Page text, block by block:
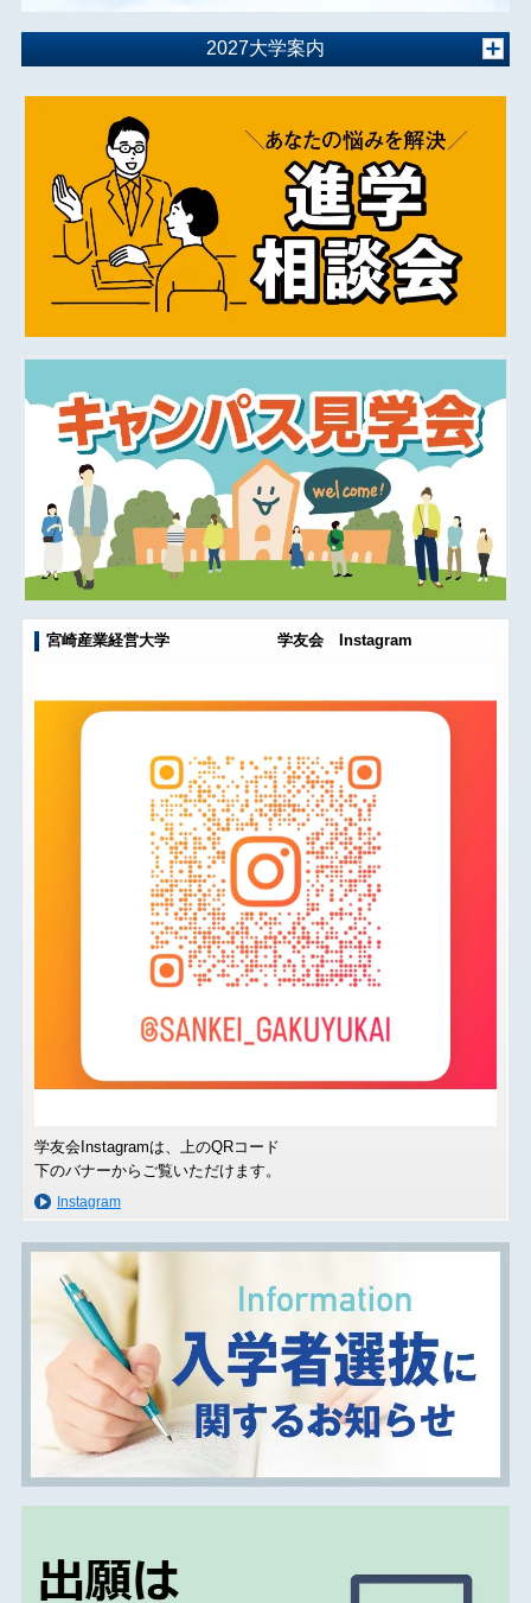
2027大学案内
宮崎産業経営大学 学友会 Instagram
学友会Instagramは、上のQRコード
下のバナーからご覧いただけます。
Instagram